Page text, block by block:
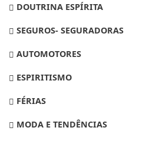
DOUTRINA ESPÍRITA
SEGUROS- SEGURADORAS
AUTOMOTORES
ESPIRITISMO
FÉRIAS
MODA E TENDÊNCIAS